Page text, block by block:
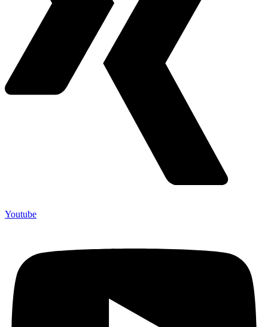
Youtube